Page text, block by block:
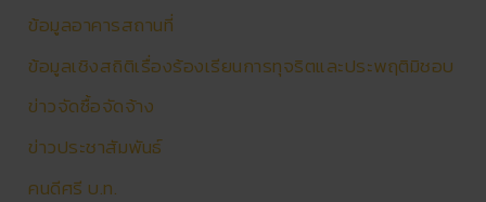
ข้อมูลอาคารสถานที่
ข้อมูลเชิงสถิติเรื่องร้องเรียนการทุจริตและประพฤติมิชอบ
ข่าวจัดซื้อจัดจ้าง
ข่าวประชาสัมพันธ์
คนดีศรี บ.ท.